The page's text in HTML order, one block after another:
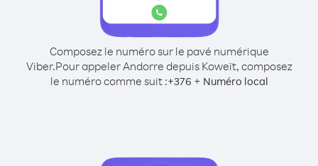
Composez le numéro sur le pavé numérique
Viber.Pour appeler Andorre depuis Koweït, composez
le numéro comme suit :+376 + Numéro local